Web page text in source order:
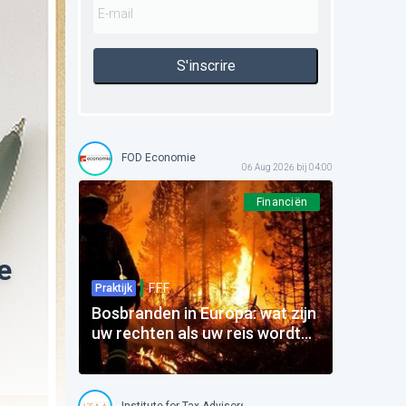
S'inscrire
FOD Economie
06 Aug 2026 bij 04:00
Financiën
Praktijk F.F.F.
Bosbranden in Europa: wat zijn
uw rechten als uw reis wordt
beïnvloed?